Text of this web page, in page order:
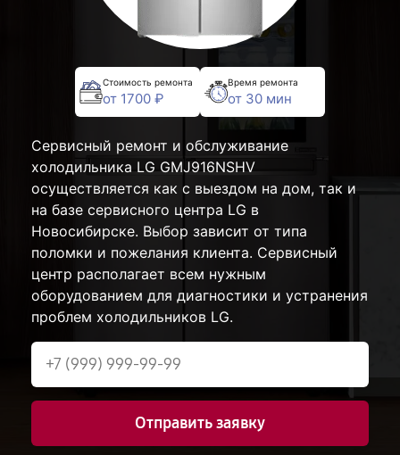
Стоимость ремонта
от 1700 ₽
Время ремонта
от 30 мин
Сервисный ремонт и обслуживание
холодильника LG GMJ916NSHV
осуществляется как с выездом на дом, так и
на базе сервисного центра LG в
Новосибирске. Выбор зависит от типа
поломки и пожелания клиента. Сервисный
центр располагает всем нужным
оборудованием для диагностики и устранения
проблем холодильников LG.
Отправить заявку